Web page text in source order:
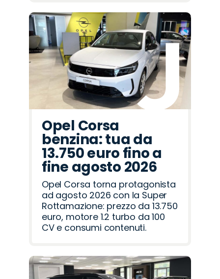
Opel Corsa
benzina: tua da
13.750 euro fino a
fine agosto 2026
Opel Corsa torna protagonista
ad agosto 2026 con la Super
Rottamazione: prezzo da 13.750
euro, motore 1.2 turbo da 100
CV e consumi contenuti.